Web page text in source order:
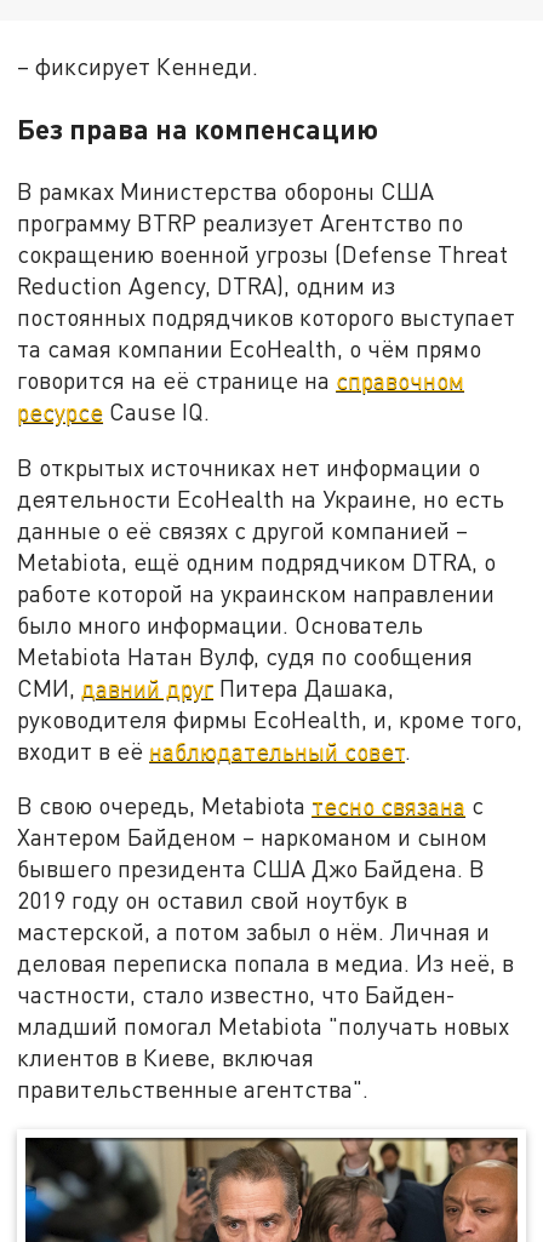
– фиксирует Кеннеди.
Без права на компенсацию
В рамках Министерства обороны США
программу BTRP реализует Агентство по
сокращению военной угрозы (Defense Threat
Reduction Agency, DTRA), одним из
постоянных подрядчиков которого выступает
та самая компании EcoHealth, о чём прямо
говорится на её странице на справочном
ресурсе Cause IQ.
В открытых источниках нет информации о
деятельности EcoHealth на Украине, но есть
данные о её связях с другой компанией –
Metabiota, ещё одним подрядчиком DTRA, о
работе которой на украинском направлении
было много информации. Основатель
Metabiota Натан Вулф, судя по сообщения
СМИ, давний друг Питера Дашака,
руководителя фирмы EcoHealth, и, кроме того,
входит в её наблюдательный совет.
В свою очередь, Metabiota тесно связана с
Хантером Байденом – наркоманом и сыном
бывшего президента США Джо Байдена. В
2019 году он оставил свой ноутбук в
мастерской, а потом забыл о нём. Личная и
деловая переписка попала в медиа. Из неё, в
частности, стало известно, что Байден-
младший помогал Metabiota "получать новых
клиентов в Киеве, включая
правительственные агентства".